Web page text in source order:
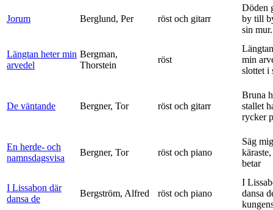
Jorum Berglund, Per röst och gitarr
Döden
by till
sin
Längtan heter min
arvedel
Bergman,
Thorstein
röst
min
slottet i
De väntande Bergner, Tor röst och gitarr
Bruna
stallet
rycker
En herde- och
namnsdagsvisa
Bergner, Tor röst och piano
Säg
betar
I Lissabon där
dansa de
Bergström, Alfred röst och piano
I
dansa